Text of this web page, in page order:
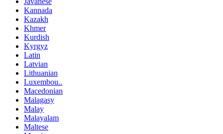
Kannada
Kazakh
Khmer
Kurdish
Kyrgyz
Latin
Latvian
Lithuanian
Luxembou..
Macedonian
Malagasy
Malay
Malayalam
Maltese